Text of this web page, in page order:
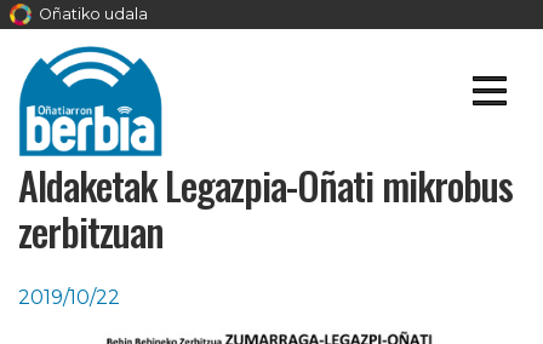
Oñatiko udala
Aldaketak Legazpia-Oñati mikrobus
zerbitzuan
2019/10/22